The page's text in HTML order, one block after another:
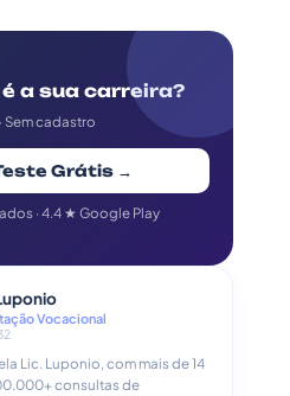
a sua carreira?
Sem cadastro
Grátis →
· 4.4 ★ Google Play
Vocacional
Lic. Luponio, com mais de 14
consultas de